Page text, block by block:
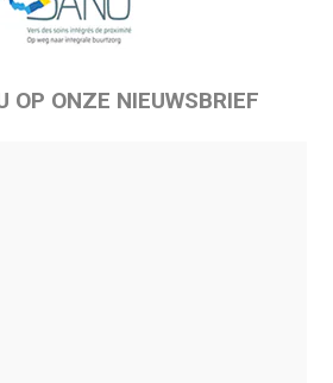
OP ONZE NIEUWSBRIEF